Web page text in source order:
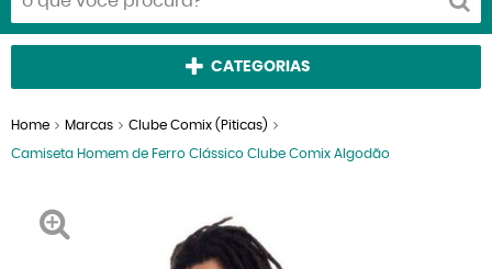
CATEGORIAS
Home Marcas Clube Comix (Piticas)
Camiseta Homem de Ferro Clássico Clube Comix Algodão